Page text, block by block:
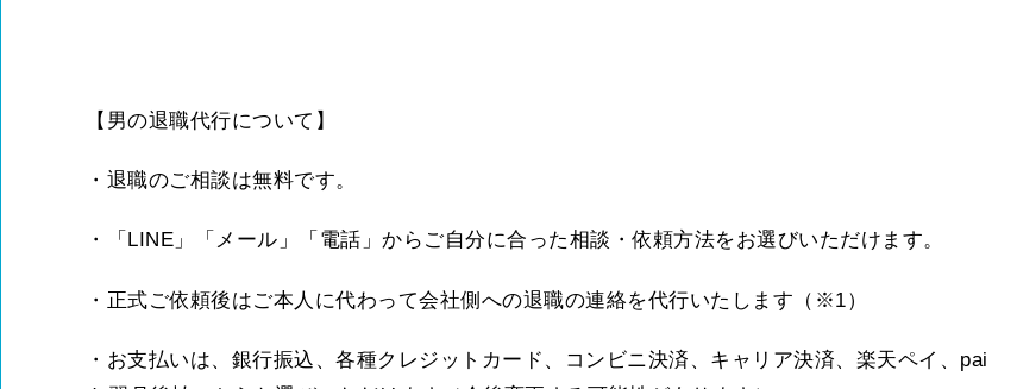
【男の退職代行について】
・退職のご相談は無料です。
・「LINE」「メール」「電話」からご自分に合った相談・依頼方法をお選びいただけます。
・正式ご依頼後はご本人に代わって会社側への退職の連絡を代行いたします（※1）
・お支払いは、銀行振込、各種クレジットカード、コンビニ決済、キャリア決済、楽天ペイ、pai